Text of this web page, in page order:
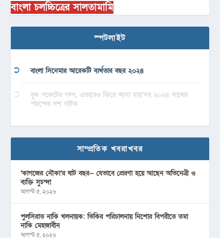
বাংলা চলচ্চিত্রের সালতামামি
স্পটলাইট
বাংলা সিনেমার আরেকটি ব্যর্থতার বছর ২০২৪
বুক পকেটের গল্প, এভাবেও ফিরে আসা যায়’সহ ২০২৪ সালের
পছন্দের দশ নাটক
সাম্প্রতিক খবরাখবর
‘কাগজের নৌকা’র ষাট বছর— যেভাবে প্রেরণা হয়ে আছেন অভিনেত্রী ও
ব্যক্তি সুচন্দা
আগস্ট ৫, ২০২৬
পুলসিরাত নাকি খলনায়ক: ভিকির পরিচালনায় নিশোর বিপরীতে তমা
নাকি মেহজাবীন
আগস্ট ৫, ২০২৬